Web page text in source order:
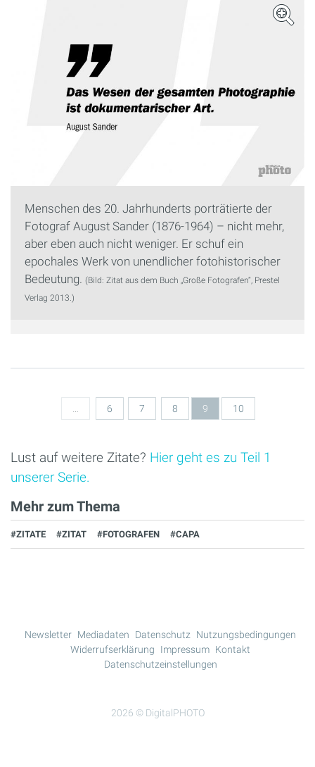
Menschen des 20. Jahrhunderts porträtierte der
Fotograf August Sander (1876-1964) – nicht mehr,
aber eben auch nicht weniger. Er schuf ein
epochales Werk von unendlicher fotohistorischer
Bedeutung. (Bild: Zitat aus dem Buch „Große Fotografen“, Prestel
Verlag 2013.)
Seiten
6 7 8 9 10
Lust auf weitere Zitate? Hier geht es zu Teil 1
unserer Serie.
Mehr zum Thema
#ZITATE #ZITAT #FOTOGRAFEN #CAPA
2026 © DigitalPHOTO
Newsletter Mediadaten Datenschutz
Nutzungsbedingungen
Widerrufserklärung
Impressum Kontakt
Datenschutzeinstellungen